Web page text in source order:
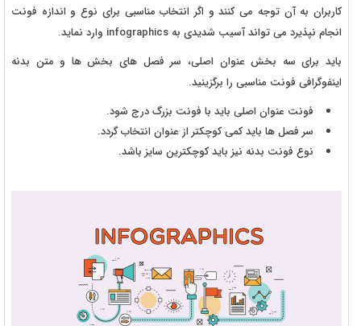
کاربران به آن توجه می کنند و اگر انتخاب مناسبی برای نوع و اندازه فونت
انجام نپذیرد می تواند آسیب شدیدی به infographics وارد نماید.
باید برای سه بخش عنوان اصلی، سر فصل های بخش ها و متن بدنه
اینفوگرافی فونت مناسبی را برگزینید.
فونت عنوان اصلی باید با فونت بزرگ درج شود.
سر فصل ها باید کمی کوچکتر از عنوان انتخاب گردد.
نوع فونت بدنه نیز باید کوچکترین سایز باشد.